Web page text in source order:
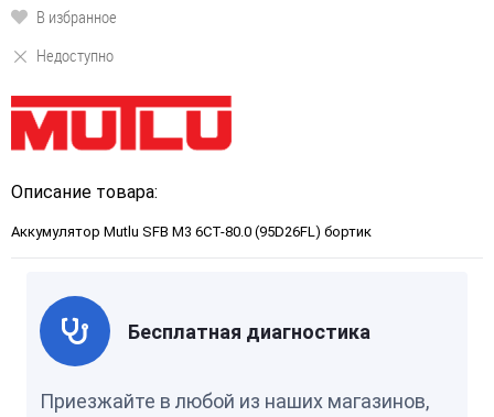
В избранное
Недоступно
Описание товара:
Аккумулятор Mutlu SFB M3 6СТ-80.0 (95D26FL) бортик
Бесплатная диагностика
Приезжайте в любой из наших магазинов,